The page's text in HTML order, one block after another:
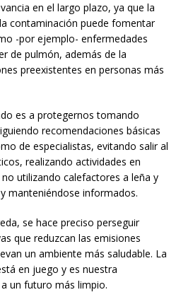
en el largo plazo, ya que la
contaminación puede fomentar
-por ejemplo- enfermedades
de pulmón, además de la
preexistentes en personas más
es a protegernos tomando
recomendaciones básicas
de especialistas, evitando salir al
realizando actividades en
utilizando calefactores a leña y
manteniéndose informados.
se hace preciso perseguir
que reduzcan las emisiones
un ambiente más saludable. La
en juego y es nuestra
un futuro más limpio.